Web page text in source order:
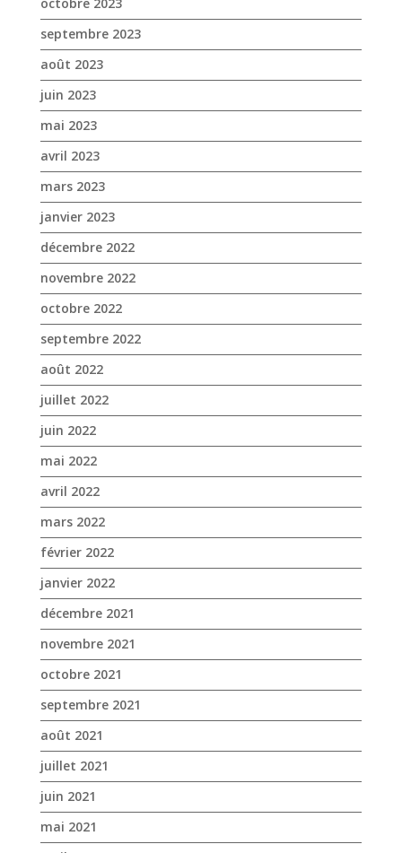
avril 2023
mars 2023
janvier 2023
décembre 2022
novembre 2022
octobre 2022
septembre 2022
août 2022
juillet 2022
juin 2022
mai 2022
avril 2022
mars 2022
février 2022
janvier 2022
décembre 2021
novembre 2021
octobre 2021
septembre 2021
août 2021
juillet 2021
juin 2021
mai 2021
avril 2021
mars 2021
février 2021
janvier 2021
novembre 2020